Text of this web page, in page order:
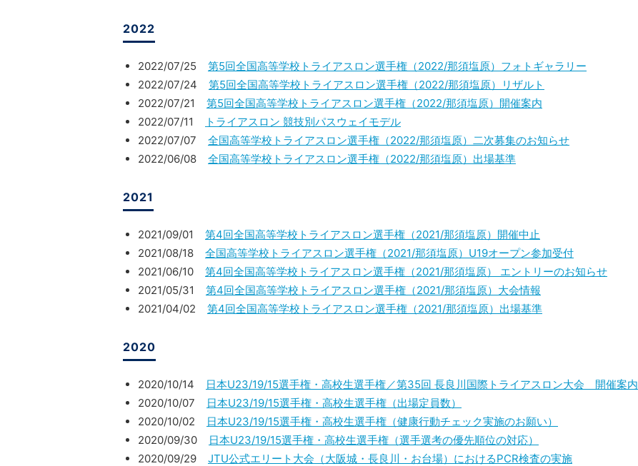
2022
2022/07/25
第5回全国高等学校トライアスロン選手権（2022/那須塩原）フォトギャラリー
2022/07/24
第5回全国高等学校トライアスロン選手権（2022/那須塩原）リザルト
2022/07/21
第5回全国高等学校トライアスロン選手権（2022/那須塩原）開催案内
2022/07/11
トライアスロン 競技別パスウェイモデル
2022/07/07
全国高等学校トライアスロン選手権（2022/那須塩原）二次募集のお知らせ
2022/06/08
全国高等学校トライアスロン選手権（2022/那須塩原）出場基準
2021
2021/09/01
第4回全国高等学校トライアスロン選手権（2021/那須塩原）開催中止
2021/08/18
全国高等学校トライアスロン選手権（2021/那須塩原）U19オープン参加受付
2021/06/10
第4回全国高等学校トライアスロン選手権（2021/那須塩原） エントリーのお知らせ
2021/05/31
第4回全国高等学校トライアスロン選手権（2021/那須塩原）大会情報
2021/04/02
第4回全国高等学校トライアスロン選手権（2021/那須塩原）出場基準
2020
2020/10/14
日本U23/19/15選手権・高校生選手権／第35回 長良川国際トライアスロン大会 開催案内
2020/10/07
日本U23/19/15選手権・高校生選手権（出場定員数）
2020/10/02
日本U23/19/15選手権・高校生選手権（健康行動チェック実施のお願い）
2020/09/30
日本U23/19/15選手権・高校生選手権（選手選考の優先順位の対応）
2020/09/29
JTU公式エリート大会（大阪城・長良川・お台場）におけるPCR検査の実施